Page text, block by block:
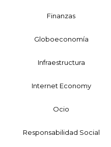
Finanzas
Globoeconomía
Infraestructura
Internet Economy
Ocio
Responsabilidad Social